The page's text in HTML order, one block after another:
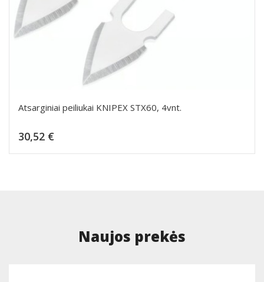
Atsarginiai peiliukai KNIPEX STX60, 4vnt.
30,52 €
Naujos prekės